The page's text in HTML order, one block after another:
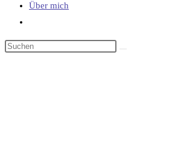
Über mich
umschalten